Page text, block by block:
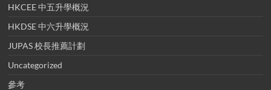
HKCEE 中五升學概況
HKDSE 中六升學概況
JUPAS 校長推薦計劃
Uncategorized
參考